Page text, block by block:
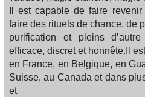
Il est capable de faire
faire des rituels de chance, de
purification et pleins
efficace, discret et honnête.Il
en France, en Belgique, en
Suisse, au Canada et dans
et